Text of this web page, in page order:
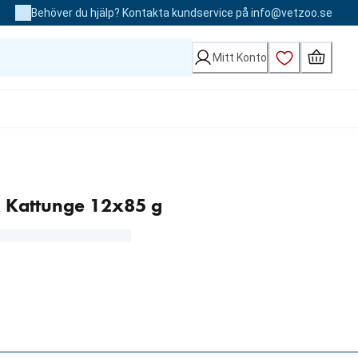
Behöver du hjälp? Kontakta kundservice på info@vetzoo.se
Mitt Konto
12x85 g